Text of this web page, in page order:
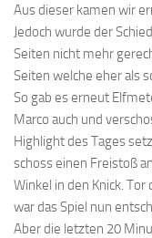
Aus dieser kamen wir
Jedoch wurde der
Seiten nicht mehr
Seiten welche eher als
So gab es erneut
Marco auch und
Highlight des Tages
schoss einen Freistoß
Winkel in den Knick.
war das Spiel nun
Aber die letzten 20